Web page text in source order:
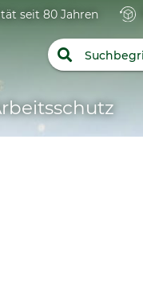
seit 80 Jahren